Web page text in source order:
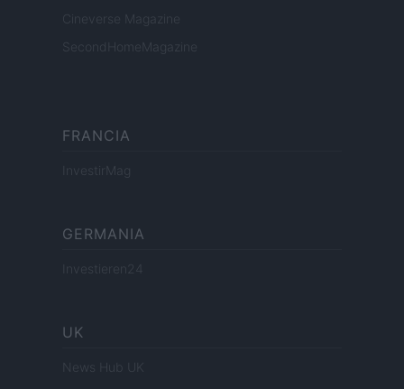
Cineverse Magazine
SecondHomeMagazine
FRANCIA
InvestirMag
GERMANIA
Investieren24
UK
News Hub UK